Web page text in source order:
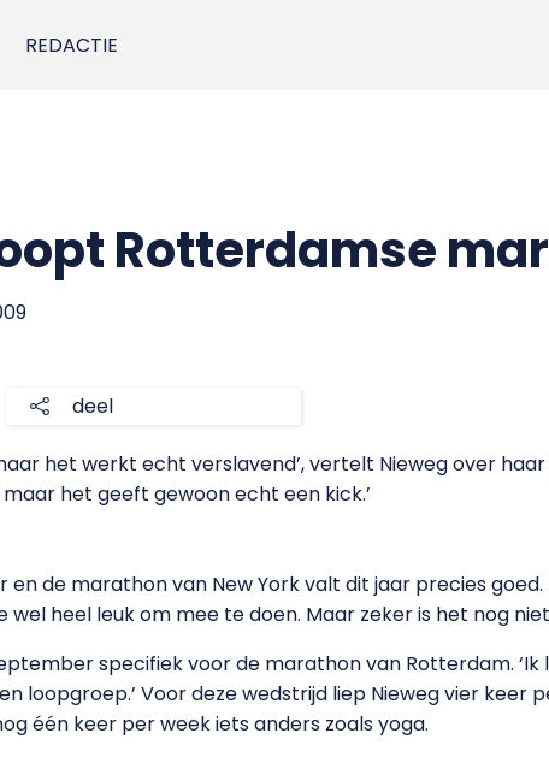
REDACTIE
Rotterdamse
deel
het werkt echt verslavend’, vertelt Nieweg over
het geeft gewoon echt een kick.’
de marathon van New York valt dit jaar precies goed.
heel leuk om mee te doen. Maar zeker is het nog
specifiek voor de marathon van Rotterdam. ‘Ik
loopgroep.’ Voor deze wedstrijd liep Nieweg vier keer
één keer per week iets anders zoals yoga.